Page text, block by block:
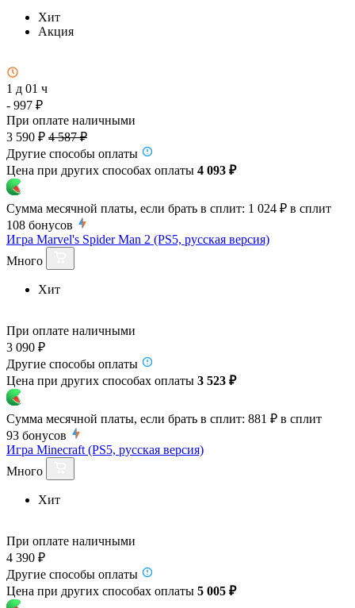
Хит
Акция
1 д 01 ч
- 997 ₽
При оплате наличными
3 590 ₽ 4 587 ₽
Другие способы оплаты
Цена при других способах оплаты 4 093 ₽
Сумма месячной платы, если брать в сплит: 1 024 ₽ в сплит
108 бонусов
Игра Marvel's Spider Man 2 (PS5, русская версия)
Много
Хит
При оплате наличными
3 090 ₽
Другие способы оплаты
Цена при других способах оплаты 3 523 ₽
Сумма месячной платы, если брать в сплит: 881 ₽ в сплит
93 бонусов
Игра Minecraft (PS5, русская версия)
Много
Хит
При оплате наличными
4 390 ₽
Другие способы оплаты
Цена при других способах оплаты 5 005 ₽